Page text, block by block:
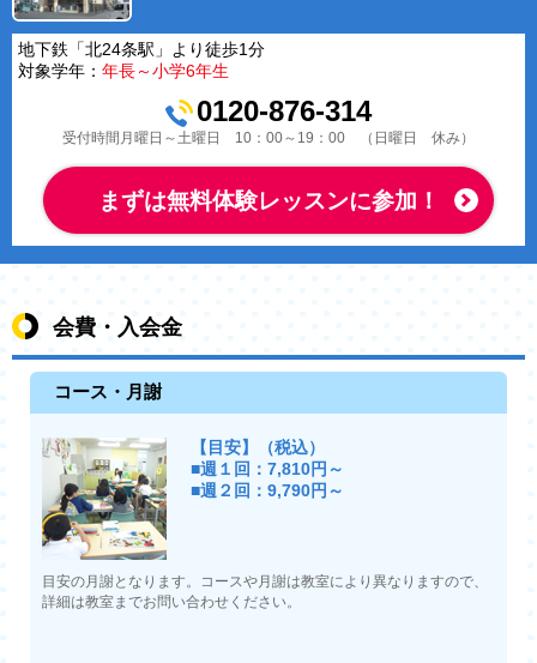
地下鉄「北24条駅」より徒歩1分
対象学年： 年長～小学6年生
0120-876-314
受付時間月曜日～土曜日 10：00～19：00 （日曜日 休み）
まずは無料体験レッスンに参加！
会費・入会金
コース・月謝
【目安】（税込）
■週１回：7,810円～
■週２回：9,790円～
目安の月謝となります。コースや月謝は教室により異なりますので、
詳細は教室までお問い合わせください。